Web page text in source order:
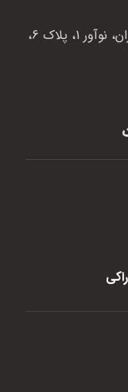
تهران، شهرک صنعتی پرند، خیابان نوآوران، نوآور 1، پلاک 6،